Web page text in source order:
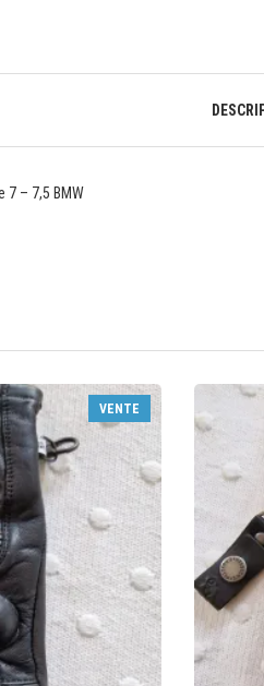
7 – 7,5 BMW
VENTE